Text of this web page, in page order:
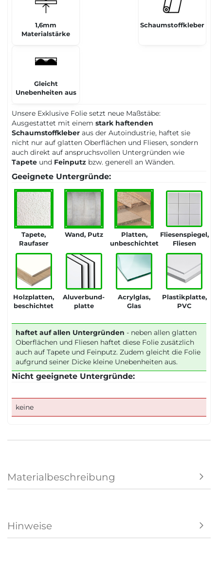
1,6mm
Materialstärke
Schaumstoffkleber
Gleicht
Unebenheiten aus
Unsere Exklusive Folie setzt neue Maßstäbe:
Ausgestattet mit einem stark haftenden
Schaumstoffkleber aus der Autoindustrie, haftet sie
nicht nur auf glatten Oberflächen und Fliesen, sondern
auch direkt auf anspruchsvollen Untergründen wie
Tapete und Feinputz bzw. generell an Wänden.
Geeignete Untergründe:
Tapete,
Raufaser
Wand, Putz
Platten,
unbeschichtet
Fliesenspiegel,
Fliesen
Holzplatten,
beschichtet
Aluverbund-
platte
Acrylglas,
Glas
Plastikplatte,
PVC
haftet auf allen Untergründen - neben allen glatten
Oberflächen und Fliesen haftet diese Folie zusätzlich
auch auf Tapete und Feinputz. Zudem gleicht die Folie
aufgrund seiner Dicke kleine Unebenheiten aus.
Nicht geeignete Untergründe:
keine
Materialbeschreibung
Hinweise